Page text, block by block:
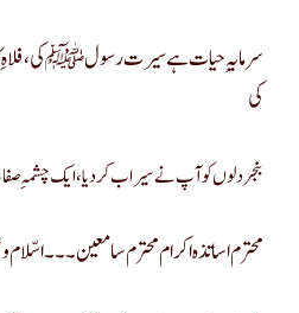
سرمایہِ حیات ہے سیرت رسولﷺ کی،
کی
بنجر دلوں کو آپ نےسیراب کر دیا ، ایک
محترم اساتذہ اکرام محترم سامعین ۔۔۔اسّلام